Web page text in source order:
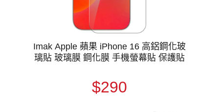
Imak Apple 蘋果 iPhone 16 高鋁鋼化玻
璃貼 玻璃膜 鋼化膜 手機螢幕貼 保護貼
$290